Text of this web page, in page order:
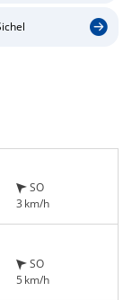
SO
3 km/h
SO
5 km/h